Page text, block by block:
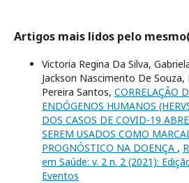
Artigos mais lidos pelo
Victoria Regina Da Silva,
Jackson Nascimento De Souza,
Pereira Santos, CORRELAÇÃO
ENDÓGENOS HUMANOS
DOS CASOS DE COVID-19
SEREM USADOS COMO
PROGNÓSTICO NA DOENÇA ,
em Saúde: v. 2 n. 2 (2021):
Eventos